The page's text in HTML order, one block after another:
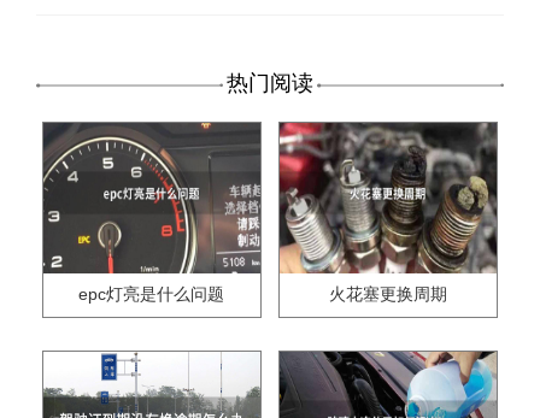
热门阅读
epc灯亮是什么问题 火花塞更换周期